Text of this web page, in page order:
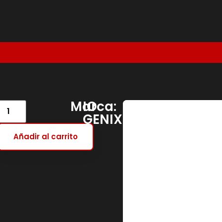
Añadir al carrito
Marca:
IO
GENIX